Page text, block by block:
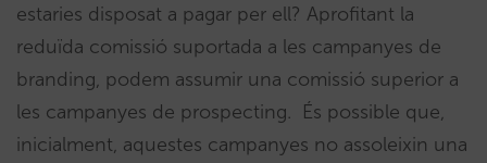
estaries disposat a pagar per ell? Aprofitant la
reduïda comissió suportada a les campanyes de
branding, podem assumir una comissió superior a
les campanyes de prospecting. És possible que,
inicialment, aquestes campanyes no assoleixin una